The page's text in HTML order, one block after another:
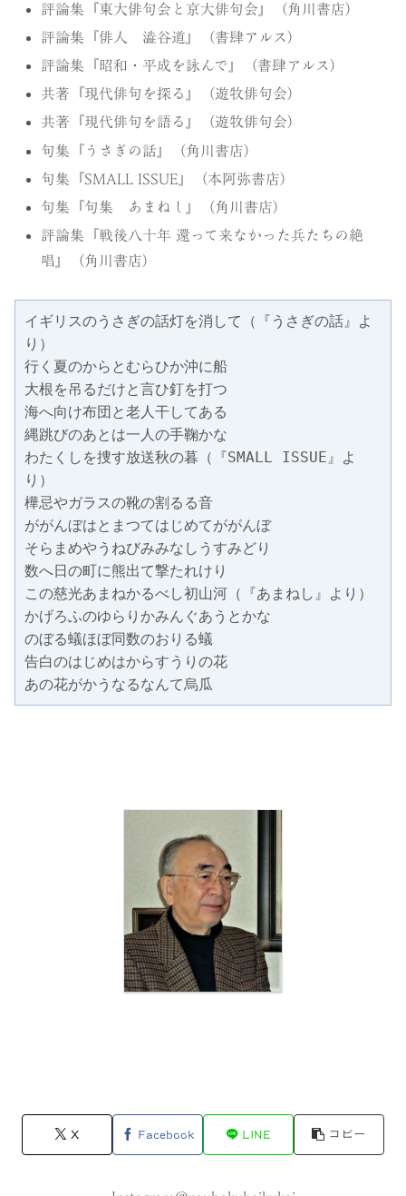
評論集『東大俳句会と京大俳句会』（角川書店）
評論集『俳人 澁谷道』（書肆アルス）
評論集『昭和・平成を詠んで』（書肆アルス）
共著『現代俳句を探る』（遊牧俳句会）
共著『現代俳句を語る』（遊牧俳句会）
句集『うさぎの話』（角川書店）
句集『SMALL ISSUE』（本阿弥書店）
句集『句集 あまねし』（角川書店）
評論集『戦後八十年 還って来なかった兵たちの絶
唱』（角川書店）
イギリスのうさぎの話灯を消して（『うさぎの話』よ
り）
行く夏のからとむらひか沖に船
大根を吊るだけと言ひ釘を打つ
海へ向け布団と老人干してある
縄跳びのあとは一人の手鞠かな
わたくしを捜す放送秋の暮（『SMALL ISSUE』よ
り）
樺忌やガラスの靴の割るる音
ががんぼはとまつてはじめてががんぼ
そらまめやうねびみみなしうすみどり
数へ日の町に熊出て撃たれけり
この慈光あまねかるべし初山河（『あまねし』より）
かげろふのゆらりかみんぐあうとかな
のぼる蟻ほぼ同数のおりる蟻
告白のはじめはからすうりの花
あの花がかうなるなんて烏瓜
X Facebook LINE コピー